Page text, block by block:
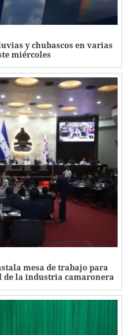
y chubascos en varias
miércoles
mesa de trabajo para
la industria camaronera